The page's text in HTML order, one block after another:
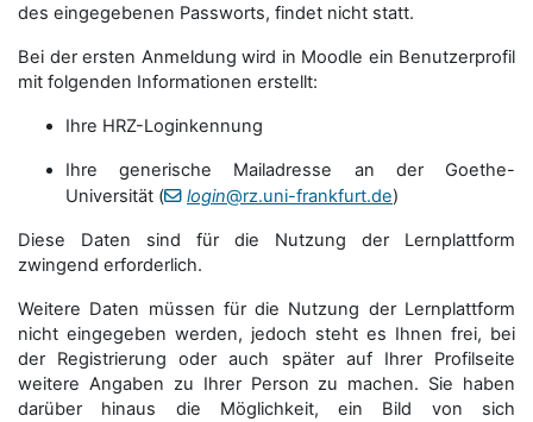
des eingegebenen Passworts, findet nicht statt.
Bei der ersten Anmeldung wird in Moodle ein Benutzerprofil
mit folgenden Informationen erstellt:
Ihre HRZ-Loginkennung
Ihre generische Mailadresse an der Goethe-
Universität (
login@rz.uni-frankfurt.de)
Diese Daten sind für die Nutzung der Lernplattform
zwingend erforderlich.
Weitere Daten müssen für die Nutzung der Lernplattform
nicht eingegeben werden, jedoch steht es Ihnen frei, bei
der Registrierung oder auch später auf Ihrer Profilseite
weitere Angaben zu Ihrer Person zu machen. Sie haben
darüber hinaus die Möglichkeit, ein Bild von sich